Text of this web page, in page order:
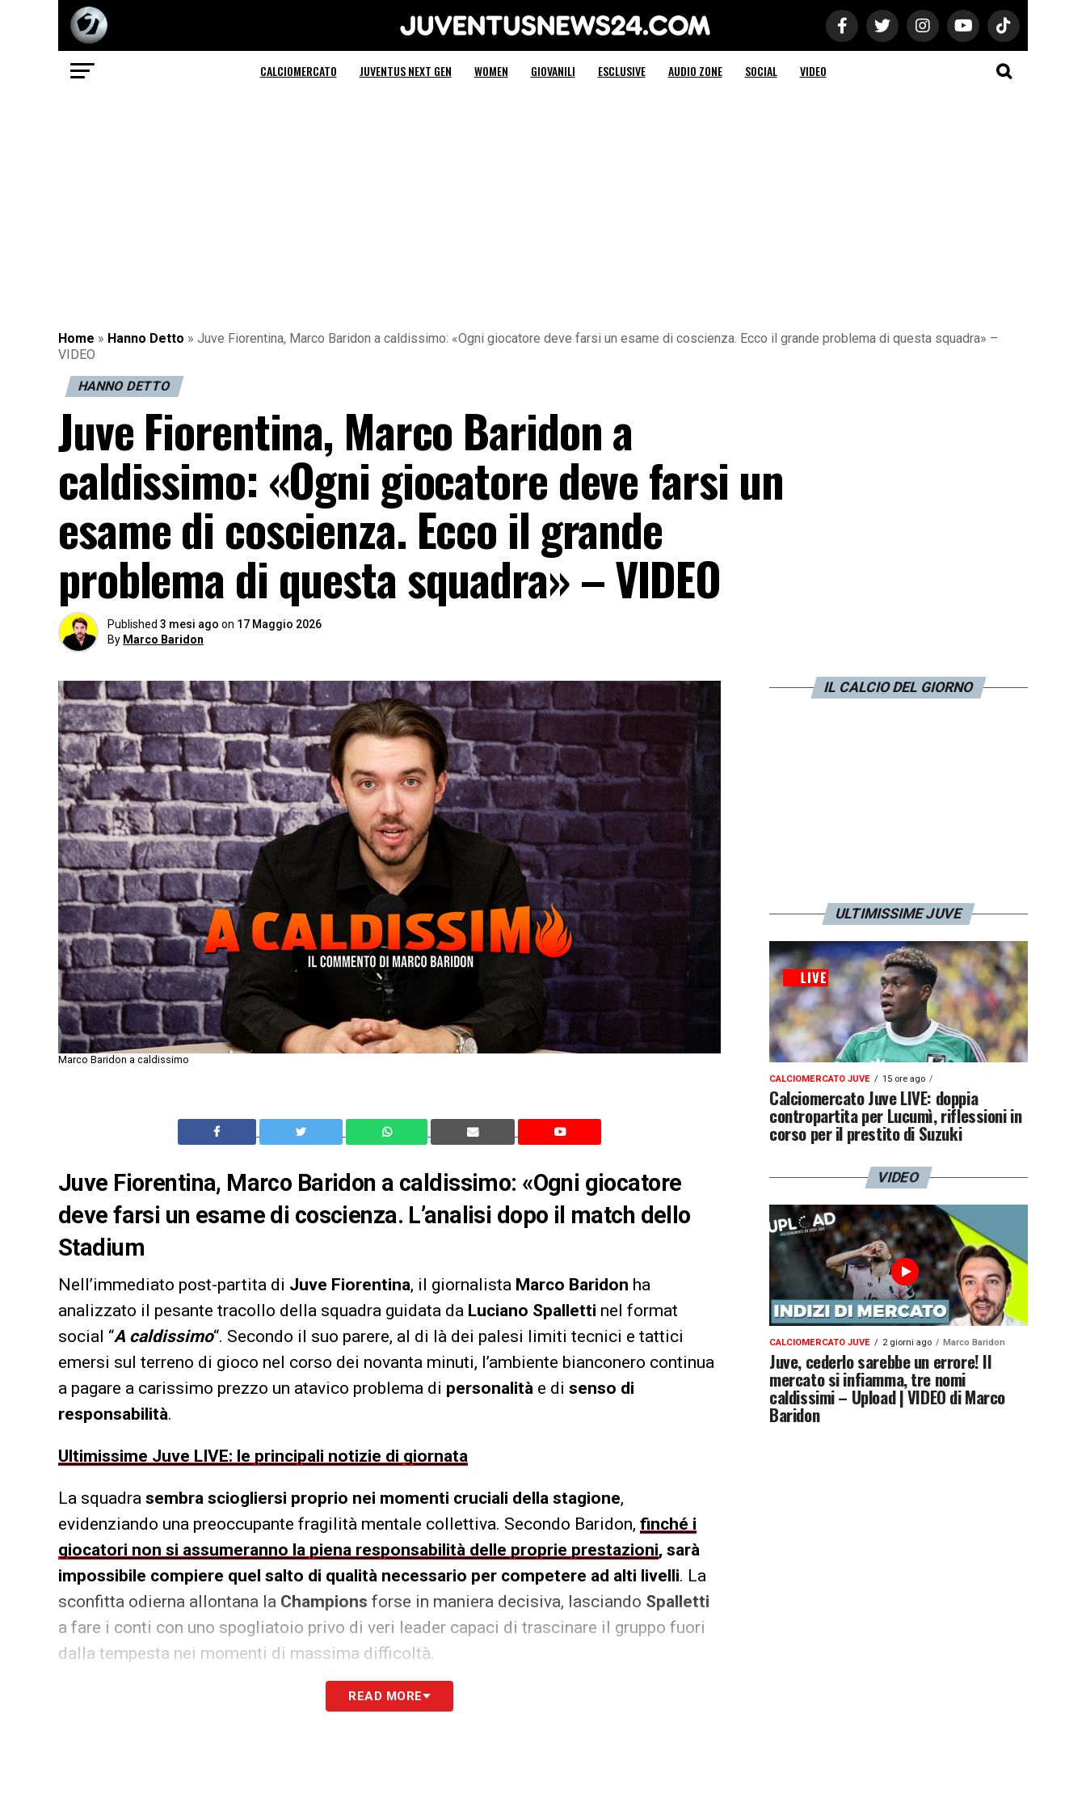
Juventus News 24
CALCIOMERCATO JUVENTUS NEXT GEN WOMEN GIOVANILI ESCLUSIVE AUDIO ZONE SOCIAL VIDEO
Home » Hanno Detto » Juve Fiorentina, Marco Baridon a caldissimo: «Ogni giocatore deve farsi un esame di coscienza. Ecco il grande problema di questa squadra» –
VIDEO
HANNO DETTO
Juve Fiorentina, Marco Baridon a
caldissimo: «Ogni giocatore deve farsi un
esame di coscienza. Ecco il grande
problema di questa squadra» – VIDEO
Published 3 mesi ago on 17 Maggio 2026
By Marco Baridon
Marco Baridon a caldissimo
Juve Fiorentina, Marco Baridon a caldissimo: «Ogni giocatore
deve farsi un esame di coscienza. L’analisi dopo il match dello
Stadium
Nell’immediato post-partita di Juve Fiorentina, il giornalista Marco Baridon ha
analizzato il pesante tracollo della squadra guidata da Luciano Spalletti nel format
social “A caldissimo“. Secondo il suo parere, al di là dei palesi limiti tecnici e tattici
emersi sul terreno di gioco nel corso dei novanta minuti, l’ambiente bianconero continua
a pagare a carissimo prezzo un atavico problema di personalità e di senso di
responsabilità.
Ultimissime Juve LIVE: le principali notizie di giornata
La squadra sembra sciogliersi proprio nei momenti cruciali della stagione,
evidenziando una preoccupante fragilità mentale collettiva. Secondo Baridon, finché i
giocatori non si assumeranno la piena responsabilità delle proprie prestazioni, sarà
impossibile compiere quel salto di qualità necessario per competere ad alti livelli. La
sconfitta odierna allontana la Champions forse in maniera decisiva, lasciando Spalletti
a fare i conti con uno spogliatoio privo di veri leader capaci di trascinare il gruppo fuori
dalla tempesta nei momenti di massima difficoltà.
READ MORE
IL CALCIO DEL GIORNO
ULTIMISSIME JUVE
CALCIOMERCATO JUVE 15 ore ago
Calciomercato Juve LIVE: doppia
contropartita per Lucumì, riflessioni in
corso per il prestito di Suzuki
VIDEO
CALCIOMERCATO JUVE 2 giorni ago Marco Baridon
Juve, cederlo sarebbe un errore! Il
mercato si infiamma, tre nomi
caldissimi – Upload | VIDEO di Marco
Baridon